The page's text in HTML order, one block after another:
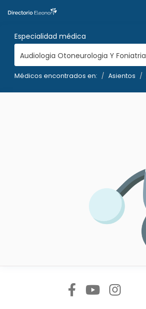
Especialidad médica
Audiologia Otoneurologia Y Foniatria
Médicos encontrados en: Asientos